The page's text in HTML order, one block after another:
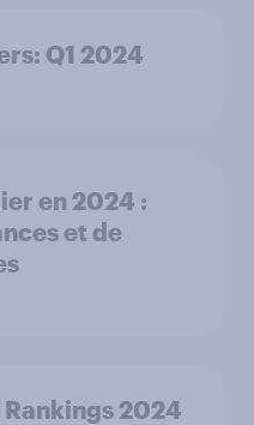
Q1 2024
en 2024 :
et de
Rankings 2024